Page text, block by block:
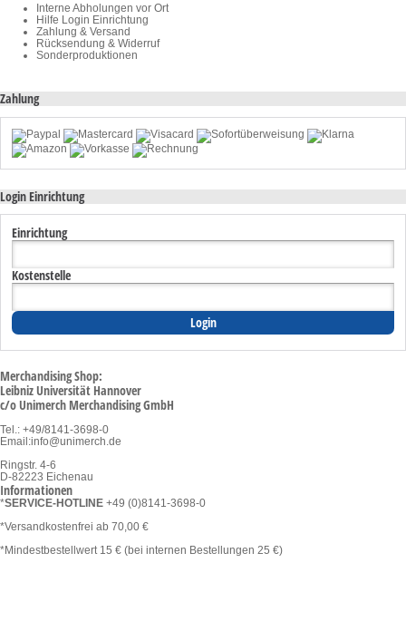
Interne Abholungen vor Ort
Hilfe Login Einrichtung
Zahlung & Versand
Rücksendung & Widerruf
Sonderproduktionen
Zahlung
Login Einrichtung
Einrichtung
Kostenstelle
Merchandising Shop:
Leibniz Universität Hannover
c/o Unimerch Merchandising GmbH
Tel.: +49/8141-3698-0
Email:info@unimerch.de
Ringstr. 4-6
D-82223 Eichenau
Informationen
*SERVICE-HOTLINE +49 (0)8141-3698-0
*Versandkostenfrei ab 70,00 €
*Mindestbestellwert 15 € (bei internen Bestellungen 25 €)